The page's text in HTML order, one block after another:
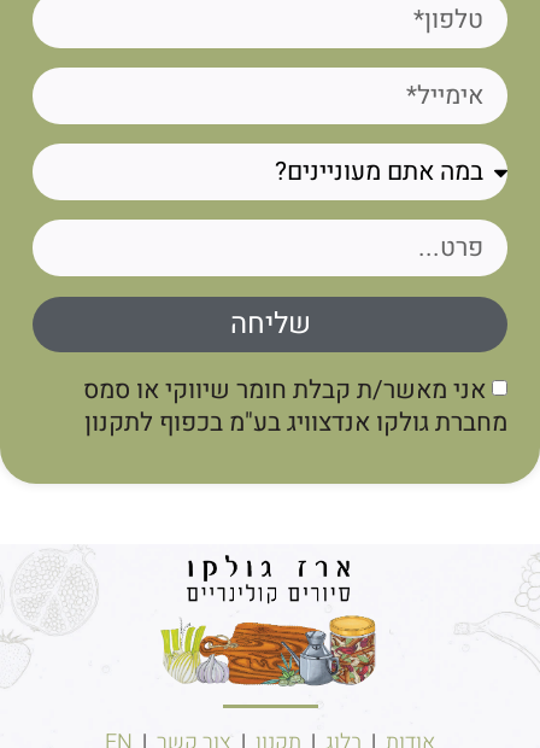
אני מאשר/ת קבלת חומר שיווקי או סמס
מחברת גולקו אנדצוויג בע"מ בכפוף לתקנון
שליחה